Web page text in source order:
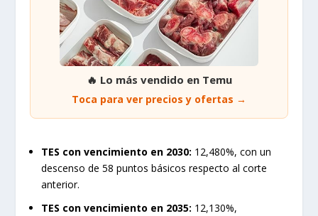
🔥 Lo más vendido en Temu
Toca para ver precios y ofertas →
TES con vencimiento en 2030: 12,480%, con un
descenso de 58 puntos básicos respecto al corte
anterior.
TES con vencimiento en 2035: 12,130%,